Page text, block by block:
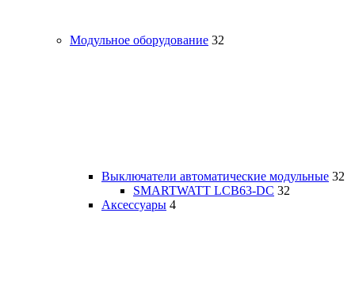
Модульное оборудование 32
Выключатели автоматические модульные 32
SMARTWATT LCB63-DC 32
Аксессуары 4